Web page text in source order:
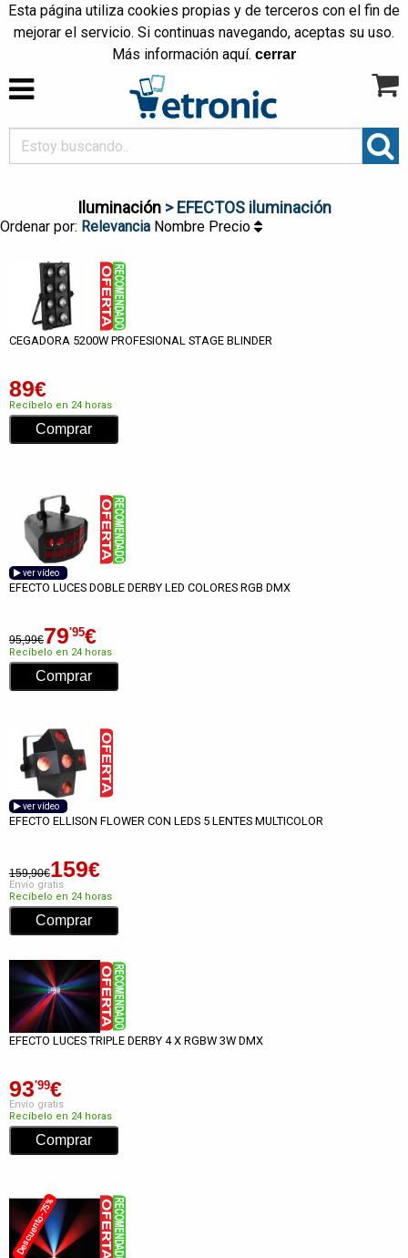
Esta página utiliza cookies propias y de terceros con el fin de
mejorar el servicio. Si continuas navegando, aceptas su uso.
Más información aquí. cerrar
Iluminación> EFECTOS iluminación
Ordenar por: Relevancia Nombre Precio
CEGADORA 5200W PROFESIONAL STAGE BLINDER
89€
Recíbelo en 24 horas
ver vídeo
EFECTO LUCES DOBLE DERBY LED COLORES RGB DMX
95,99€79'95€
Recíbelo en 24 horas
ver vídeo
EFECTO ELLISON FLOWER CON LEDS 5 LENTES MULTICOLOR
159,90€159€
Envío gratis
Recíbelo en 24 horas
EFECTO LUCES TRIPLE DERBY 4 X RGBW 3W DMX
93'99€
Envío gratis
Recíbelo en 24 horas
Descuento -75%